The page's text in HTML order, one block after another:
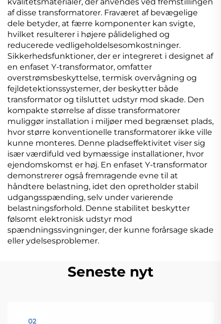
af disse transformatorer. Fraværet af bevægelige
dele betyder, at færre komponenter kan svigte,
hvilket resulterer i højere pålidelighed og
reducerede vedligeholdelsesomkostninger.
Sikkerhedsfunktioner, der er integreret i designet af
en enfaset Y-transformator, omfatter
overstrømsbeskyttelse, termisk overvågning og
fejldetektionssystemer, der beskytter både
transformator og tilsluttet udstyr mod skade. Den
kompakte størrelse af disse transformatorer
muliggør installation i miljøer med begrænset plads,
hvor større konventionelle transformatorer ikke ville
kunne monteres. Denne pladseffektivitet viser sig
især værdifuld ved bymæssige installationer, hvor
ejendomskomst er høj. En enfaset Y-transformator
demonstrerer også fremragende evne til at
håndtere belastning, idet den opretholder stabil
udgangsspænding, selv under varierende
belastningsforhold. Denne stabilitet beskytter
følsomt elektronisk udstyr mod
spændningssvingninger, der kunne forårsage skade
eller ydelsesproblemer.
Seneste nyt
02